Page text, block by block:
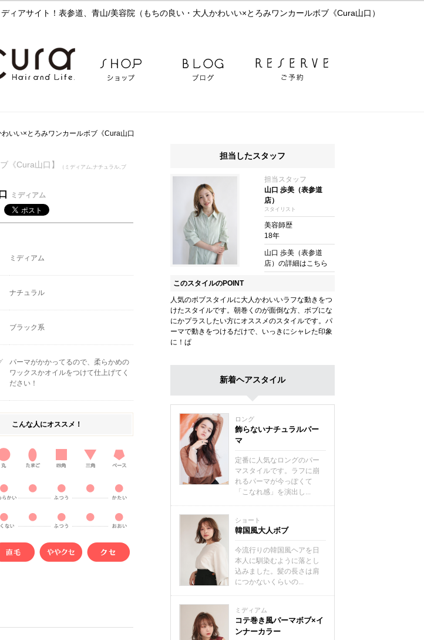
アサイト！表参道、青山/美容院（もちの良い・大人かわいい×とろみワンカールボブ《Cura山口）
いい×とろみワンカールボブ《Cura山口
《Cura山口】 （ミディアム,ナチュラル,ブ
ミディアム
ミディアム
ナチュラル
ブラック系
パーマがかかってるので、柔らかめの
ワックスかオイルをつけて仕上げてく
ださい！
こんな人にオススメ！
担当したスタッフ
担当スタッフ
山口 歩美（表参道
店）
スタイリスト
美容師歴
18年
山口 歩美（表参道
店）の詳細はこちら
このスタイルのPOINT
人気のボブスタイルに大人かわいいラフな動きをつ
けたスタイルです。朝巻くのが面倒な方、ボブにな
にかプラスしたい方にオススメのスタイルです。パ
ーマで動きをつけるだけで、いっきにシャレた印象
に！ぱ
新着ヘアスタイル
ロング
飾らないナチュラルパー
マ
定番に人気なロングのパー
マスタイルです。ラフに崩
れるパーマが今っぽくて
「こなれ感」を演出し...
ショート
韓国風大人ボブ
今流行りの韓国風ヘアを日
本人に馴染むように落とし
込みました。髪の長さは肩
につかないくらいの...
ミディアム
コテ巻き風パーマボブ×イ
ンナーカラー